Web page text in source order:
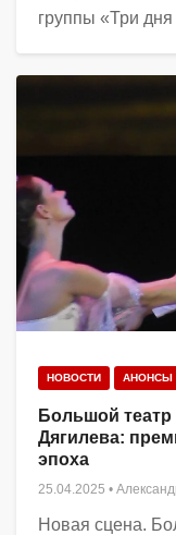
группы «Три
НОВОСТИ АНОНСЫ
Большой
Дягилева:
эпоха
25.04.2025 •
Новая сцена.